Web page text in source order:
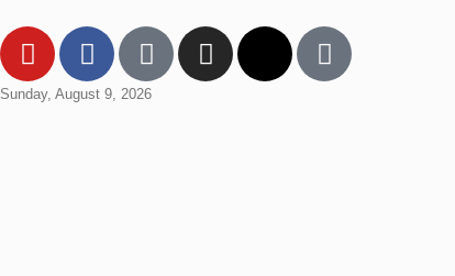
Sunday, August 9, 2026